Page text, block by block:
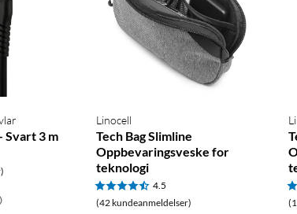
Svart 3 m
Linocell
Tech Bag Slimline
Oppbevaringsveske for
teknologi
4.5
(42 kundeanmeldelser)